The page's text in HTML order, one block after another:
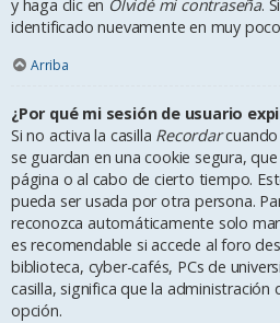
y haga clic en Olvidé mi contraseña.
identificado nuevamente en muy
Arriba
¿Por qué mi sesión de usuario
Si no activa la casilla Recordarcuando
se guardan en una cookie segura,
página o al cabo de cierto tiempo.
pueda ser usada por otra persona.
reconozca automáticamente solo
es recomendable si accede al foro
biblioteca, cyber-cafés, PCs de
casilla, significa que la
opción.